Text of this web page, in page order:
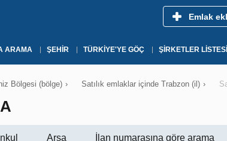
Emlak
ARAMA ŞEHIR TÜRKIYE'YE GÖÇ ŞIRKETLER LISTESI
Bölgesi (bölge) › Satılık emlaklar içinde Trabzon (il) ›
Arsa İlan numarasına göre arama